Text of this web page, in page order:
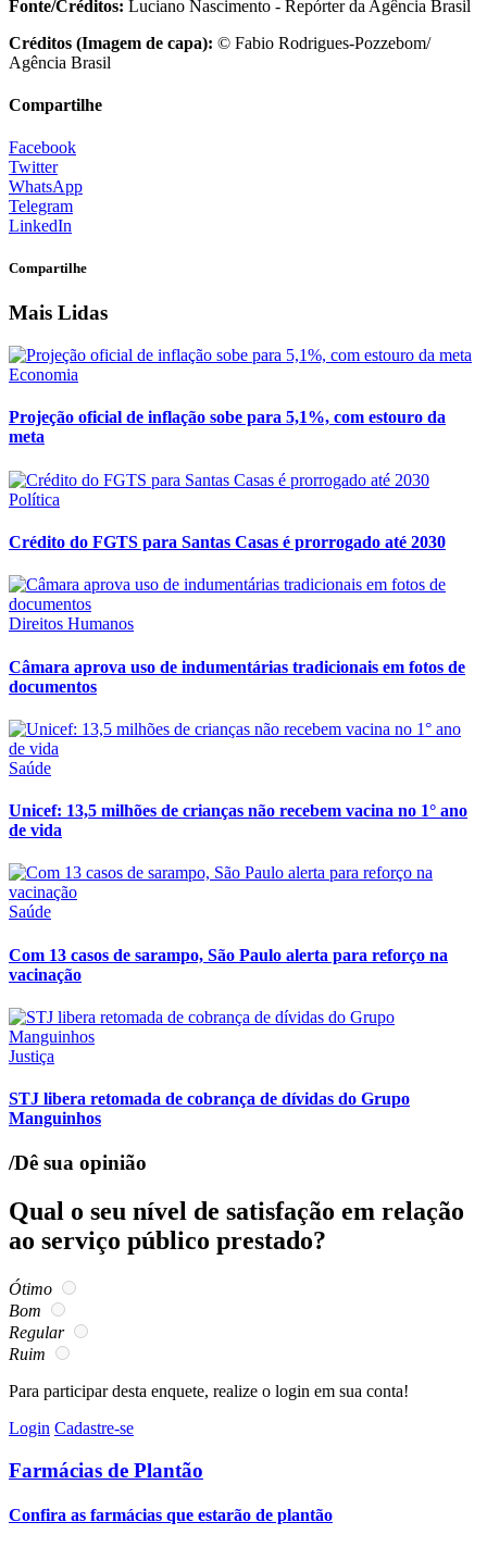
Fonte/Créditos: Luciano Nascimento - Repórter da Agência Brasil
Créditos (Imagem de capa): © Fabio Rodrigues-Pozzebom/
Agência Brasil
Compartilhe
Facebook
Twitter
WhatsApp
Telegram
LinkedIn
Compartilhe
Mais Lidas
Economia
Projeção oficial de inflação sobe para 5,1%, com estouro da
meta
Política
Crédito do FGTS para Santas Casas é prorrogado até 2030
Direitos Humanos
Câmara aprova uso de indumentárias tradicionais em fotos de
documentos
Saúde
Unicef: 13,5 milhões de crianças não recebem vacina no 1° ano
de vida
Saúde
Com 13 casos de sarampo, São Paulo alerta para reforço na
vacinação
Justiça
STJ libera retomada de cobrança de dívidas do Grupo
Manguinhos
/Dê sua opinião
Qual o seu nível de satisfação em relação
ao serviço público prestado?
Ótimo
Bom
Regular
Ruim
Para participar desta enquete, realize o login em sua conta!
Login Cadastre-se
Farmácias de Plantão
Confira as farmácias que estarão de plantão